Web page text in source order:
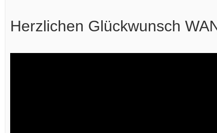
Herzlichen Glückwunsch